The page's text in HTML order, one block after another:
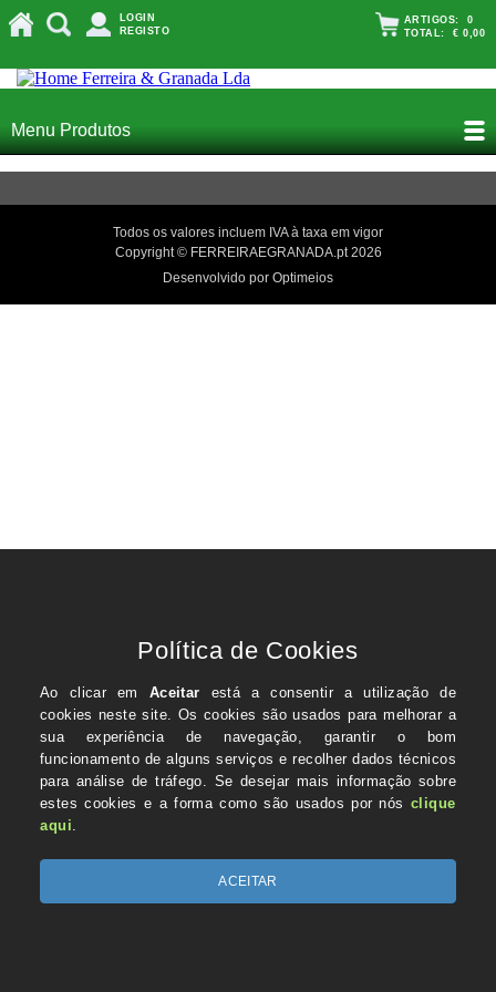
LOGIN
REGISTO
ARTIGOS: 0
TOTAL: € 0,00
Menu Produtos
Todos os valores incluem IVA à taxa em vigor
Copyright © FERREIRAEGRANADA.pt 2026
Desenvolvido por Optimeios